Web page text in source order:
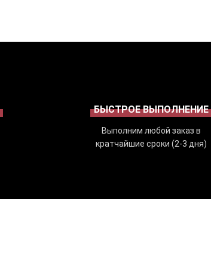
БЫСТРОЕ ВЫПОЛНЕНИЕ
Выполним любой заказ в
кратчайшие сроки (2-3 дня)